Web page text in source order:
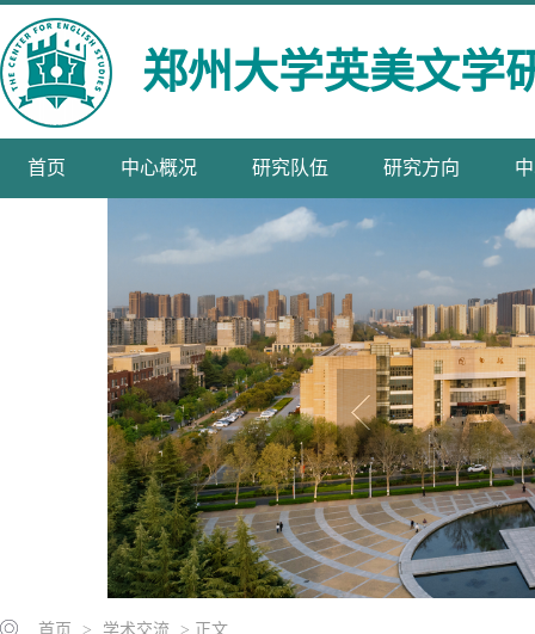
郑州大学英美文学
首页 中心概况 研究队伍 研究方向
首页 > 学术交流 > 正文